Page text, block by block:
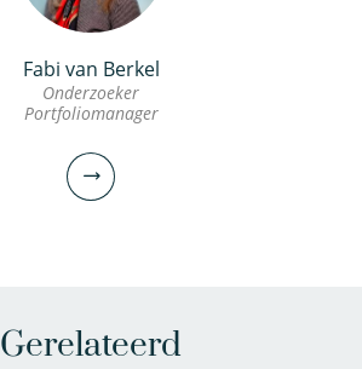
Fabi van Berkel
Onderzoeker
Portfoliomanager
Gerelateerd